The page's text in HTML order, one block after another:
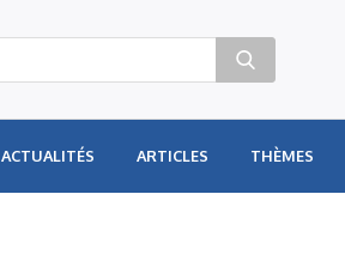
ACTUALITÉS ARTICLES THÈMES